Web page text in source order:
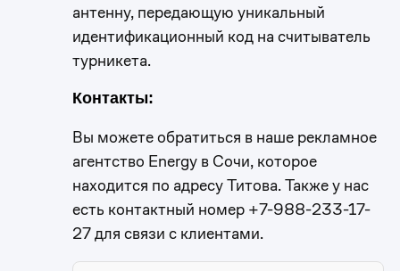
антенну, передающую уникальный
идентификационный код на считыватель
турникета.
Контакты:
Вы можете обратиться в наше рекламное
агентство Energy в Сочи, которое
находится по адресу Титова. Также у нас
есть контактный номер +7-988-233-17-
27 для связи с клиентами.